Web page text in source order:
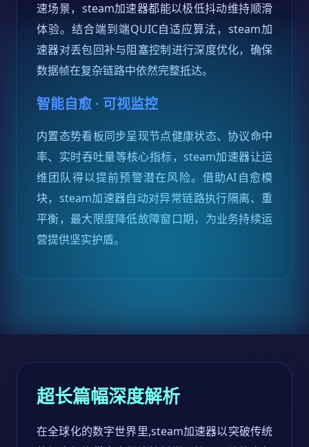
速场景，steam加速器都能以极低抖动维持顺滑
体验。结合端到端QUIC自适应算法，steam加
速器对丢包回补与阻塞控制进行深度优化，确保
数据帧在复杂链路中依然完整抵达。
智能自愈 · 可视监控
内置态势看板同步呈现节点健康状态、协议命中
率、实时吞吐量等核心指标，steam加速器让运
维团队得以提前预警潜在风险。借助AI自愈模
块，steam加速器自动对异常链路执行隔离、重
平衡，最大限度降低故障窗口期，为业务持续运
营提供坚实护盾。
超长篇幅深度解析
在全球化的数字世界里,steam加速器以突破传统